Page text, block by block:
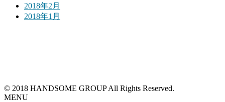
2018年2月
2018年1月
© 2018 HANDSOME GROUP All Rights Reserved.
MENU